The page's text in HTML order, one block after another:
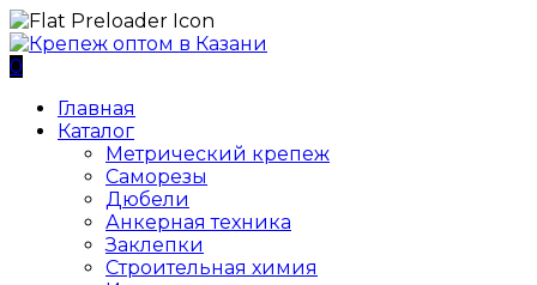
0
Главная
Каталог
Метрический крепеж
Саморезы
Дюбели
Анкерная техника
Заклепки
Строительная химия